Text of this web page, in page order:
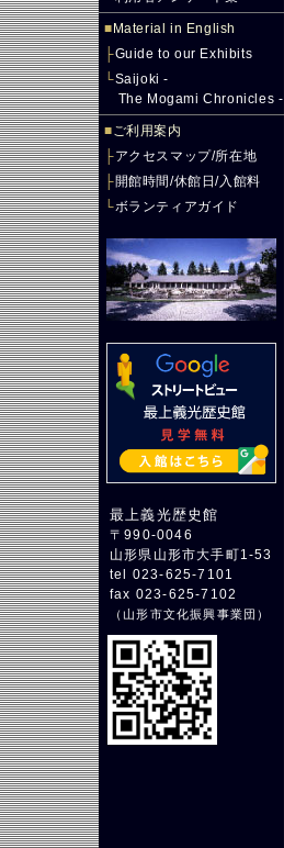
■ Material in English
├Guide to our Exhibits
└Saijoki -
The Mogami Chronicles -
■ご利用案内
├アクセスマップ/所在地
├開館時間/休館日/入館料
└ボランティアガイド
最上義光歴史館
〒990-0046
山形県山形市大手町1-53
tel 023-625-7101
fax 023-625-7102
（山形市文化振興事業団 ）